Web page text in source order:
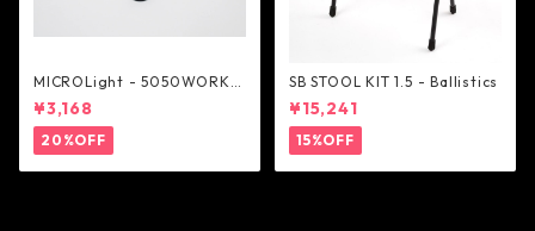
MICROLight - 5050WORKS
HOP
¥3,168
20%OFF
SB STOOL KIT 1.5 - Ballistics
¥15,241
15%OFF